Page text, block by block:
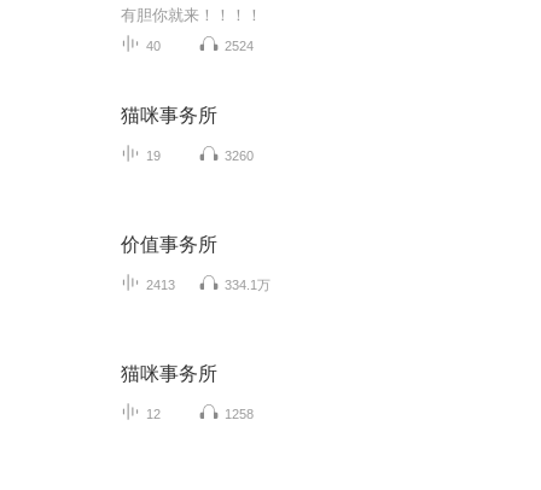
有胆你就来！！！！
40 2524
猫咪事务所
19 3260
价值事务所
2413 334.1万
猫咪事务所
12 1258